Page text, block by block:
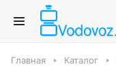
Главная Каталог